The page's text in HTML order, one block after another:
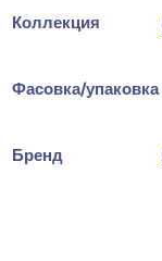
Коллекция
Фасовка/упаковка
Бренд